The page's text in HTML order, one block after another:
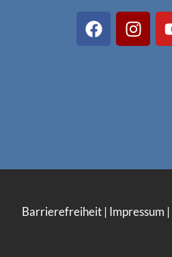
Barrierefreiheit| Impressum |